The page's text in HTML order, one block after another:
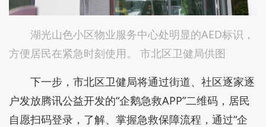
湖光山色小区物业服务中心处明显的AED标识，
方便居民在紧急时刻使用。 市北区卫健局供图
下一步，市北区卫健局将通过街道、社区逐家逐
户发放腾讯公益开发的“企鹅急救APP”二维码，居民
自愿扫码登录，了解、掌握急救保障流程，通过“企